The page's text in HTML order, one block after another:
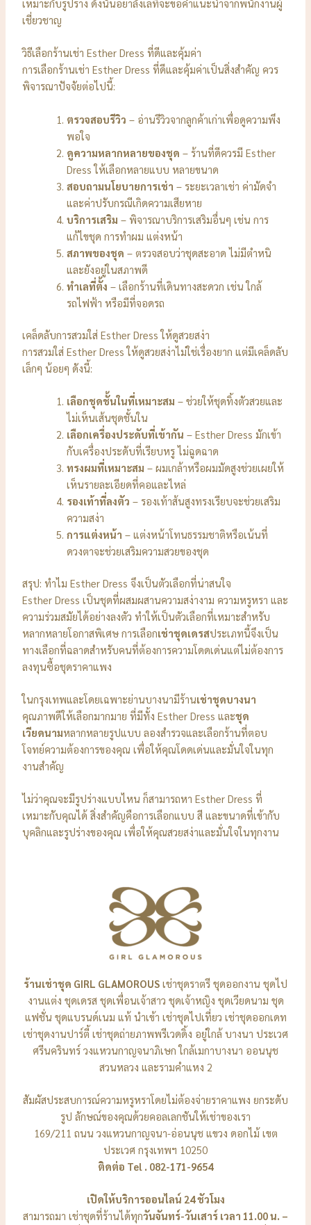
เหมาะกับรูปร่าง ดังนั้นอย่าลังเลที่จะขอคำแนะนำจากพนักงานผู้
เชี่ยวชาญ
วิธีเลือกร้านเช่า Esther Dress ที่ดีและคุ้มค่า
การเลือกร้านเช่า Esther Dress ที่ดีและคุ้มค่าเป็นสิ่งสำคัญ ควร
พิจารณาปัจจัยต่อไปนี้:
ตรวจสอบรีวิว – อ่านรีวิวจากลูกค้าเก่าเพื่อดูความพึง
พอใจ
ดูความหลากหลายของชุด – ร้านที่ดีควรมี Esther
Dress ให้เลือกหลายแบบ หลายขนาด
สอบถามนโยบายการเช่า – ระยะเวลาเช่า ค่ามัดจำ
และค่าปรับกรณีเกิดความเสียหาย
บริการเสริม – พิจารณาบริการเสริมอื่นๆ เช่น การ
แก้ไขชุด การทำผม แต่งหน้า
สภาพของชุด – ตรวจสอบว่าชุดสะอาด ไม่มีตำหนิ
และยังอยู่ในสภาพดี
ทำเลที่ตั้ง – เลือกร้านที่เดินทางสะดวก เช่น ใกล้
รถไฟฟ้า หรือมีที่จอดรถ
เคล็ดลับการสวมใส่ Esther Dress ให้ดูสวยสง่า
การสวมใส่ Esther Dress ให้ดูสวยสง่าไม่ใช่เรื่องยาก แต่มีเคล็ดลับ
เล็กๆ น้อยๆ ดังนี้:
เลือกชุดชั้นในที่เหมาะสม – ช่วยให้ชุดทิ้งตัวสวยและ
ไม่เห็นเส้นชุดชั้นใน
เลือกเครื่องประดับที่เข้ากัน – Esther Dress มักเข้า
กับเครื่องประดับที่เรียบหรู ไม่ฉูดฉาด
ทรงผมที่เหมาะสม – ผมเกล้าหรือผมมัดสูงช่วยเผยให้
เห็นรายละเอียดที่คอและไหล่
รองเท้าที่ลงตัว – รองเท้าส้นสูงทรงเรียบจะช่วยเสริม
ความสง่า
การแต่งหน้า – แต่งหน้าโทนธรรมชาติหรือเน้นที่
ดวงตาจะช่วยเสริมความสวยของชุด
สรุป: ทำไม Esther Dress จึงเป็นตัวเลือกที่น่าสนใจ
Esther Dress เป็นชุดที่ผสมผสานความสง่างาม ความหรูหรา และ
ความร่วมสมัยได้อย่างลงตัว ทำให้เป็นตัวเลือกที่เหมาะสำหรับ
หลากหลายโอกาสพิเศษ การเลือกเช่าชุดเดรสประเภทนี้จึงเป็น
ทางเลือกที่ฉลาดสำหรับคนที่ต้องการความโดดเด่นแต่ไม่ต้องการ
ลงทุนซื้อชุดราคาแพง
ในกรุงเทพและโดยเฉพาะย่านบางนามีร้านเช่าชุดบางนา
คุณภาพดีให้เลือกมากมาย ที่มีทั้ง Esther Dress และชุด
เวียดนามหลากหลายรูปแบบ ลองสำรวจและเลือกร้านที่ตอบ
โจทย์ความต้องการของคุณ เพื่อให้คุณโดดเด่นและมั่นใจในทุก
งานสำคัญ
ไม่ว่าคุณจะมีรูปร่างแบบไหน ก็สามารถหา Esther Dress ที่
เหมาะกับคุณได้ สิ่งสำคัญคือการเลือกแบบ สี และขนาดที่เข้ากับ
บุคลิกและรูปร่างของคุณ เพื่อให้คุณสวยสง่าและมั่นใจในทุกงาน
ร้านเช่าชุด GIRL GLAMOROUS เช่าชุดราตรี ชุดออกงาน ชุดไป
งานแต่ง ชุดเดรส ชุดเพื่อนเจ้าสาว ชุดเจ้าหญิง ชุดเวียดนาม ชุด
แฟชั่น ชุดแบรนด์เนม แท้ นำเข้า เช่าชุดไปเที่ยว เช่าชุดออกเดท
เช่าชุดงานปาร์ตี้ เช่าชุดถ่ายภาพพรีเวดดิ้ง อยู่ใกล้ บางนา ประเวศ
ศรีนครินทร์ วงแหวนกาญจนาภิเษก ใกล้เมกาบางนา ออนนุช
สวนหลวง และรามคำแหง 2
สัมผัสประสบการณ์ความหรูหราโดยไม่ต้องจ่ายราคาแพง ยกระดับ
รูป ลักษณ์ของคุณด้วยคอลเลกชันให้เช่าของเรา
169/211 ถนน วงแหวนกาญจนา-อ่อนนุช แขวง ดอกไม้ เขต
ประเวศ กรุงเทพฯ 10250
ติดต่อ Tel . 082-171-9654
เปิดให้บริการออนไลน์ 24 ชัวโมง
สามารถมา เช่าชุดที่ร้านได้ทุกวันจันทร์-วันเสาร์ เวลา 11.00 น. –